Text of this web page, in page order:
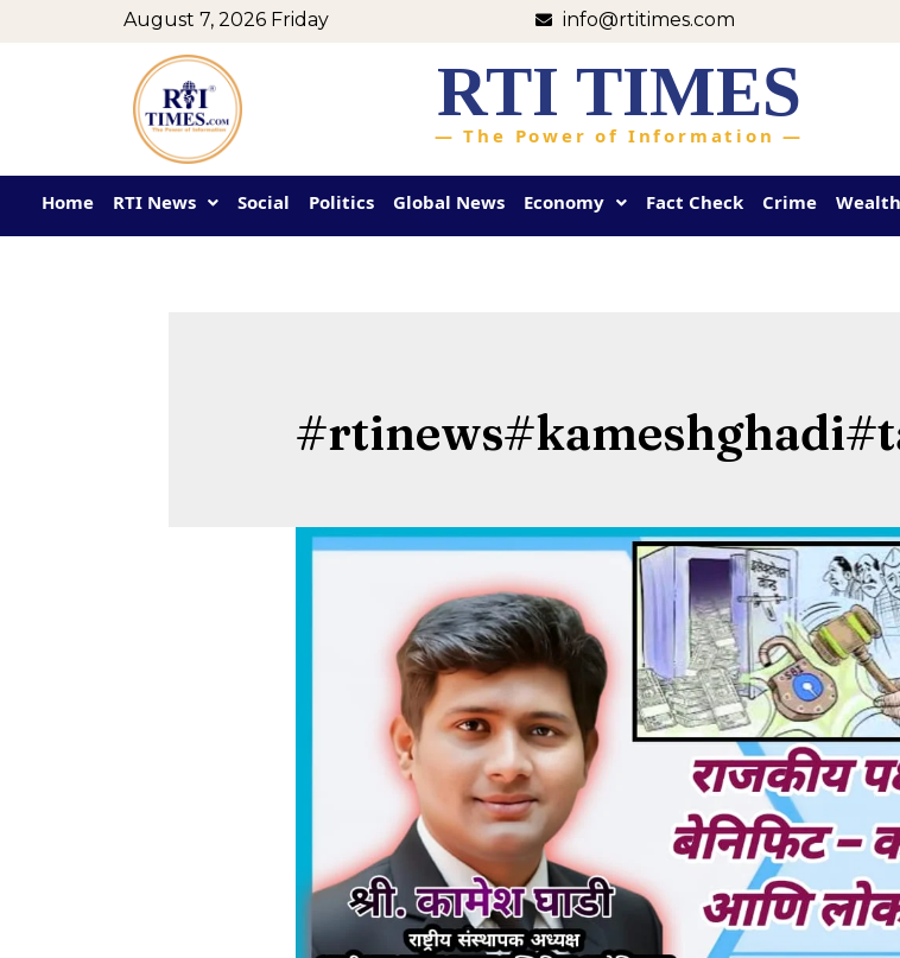
August 7, 2026 Friday info@rtitimes.com
RTI TIMES
— The Power of Information —
Home RTI News Social Politics Global News Economy Fact Check Crime Wealth